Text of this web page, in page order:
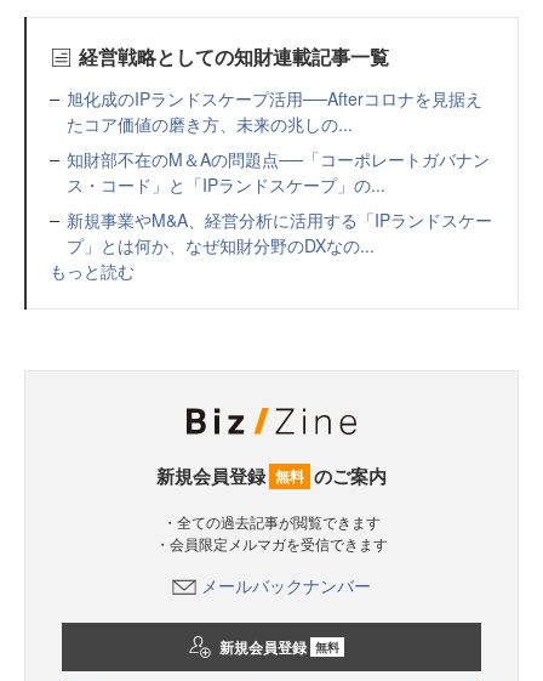
経営戦略としての知財連載記事一覧
旭化成のIPランドスケープ活用──Afterコロナを見据え
たコア価値の磨き方、未来の兆しの...
知財部不在のM＆Aの問題点──「コーポレートガバナン
ス・コード」と「IPランドスケープ」の...
新規事業やM&A、経営分析に活用する「IPランドスケー
プ」とは何か、なぜ知財分野のDXなの...
もっと読む
新規会員登録 無料 のご案内
・全ての過去記事が閲覧できます
・会員限定メルマガを受信できます
メールバックナンバー
新規会員登録 無料